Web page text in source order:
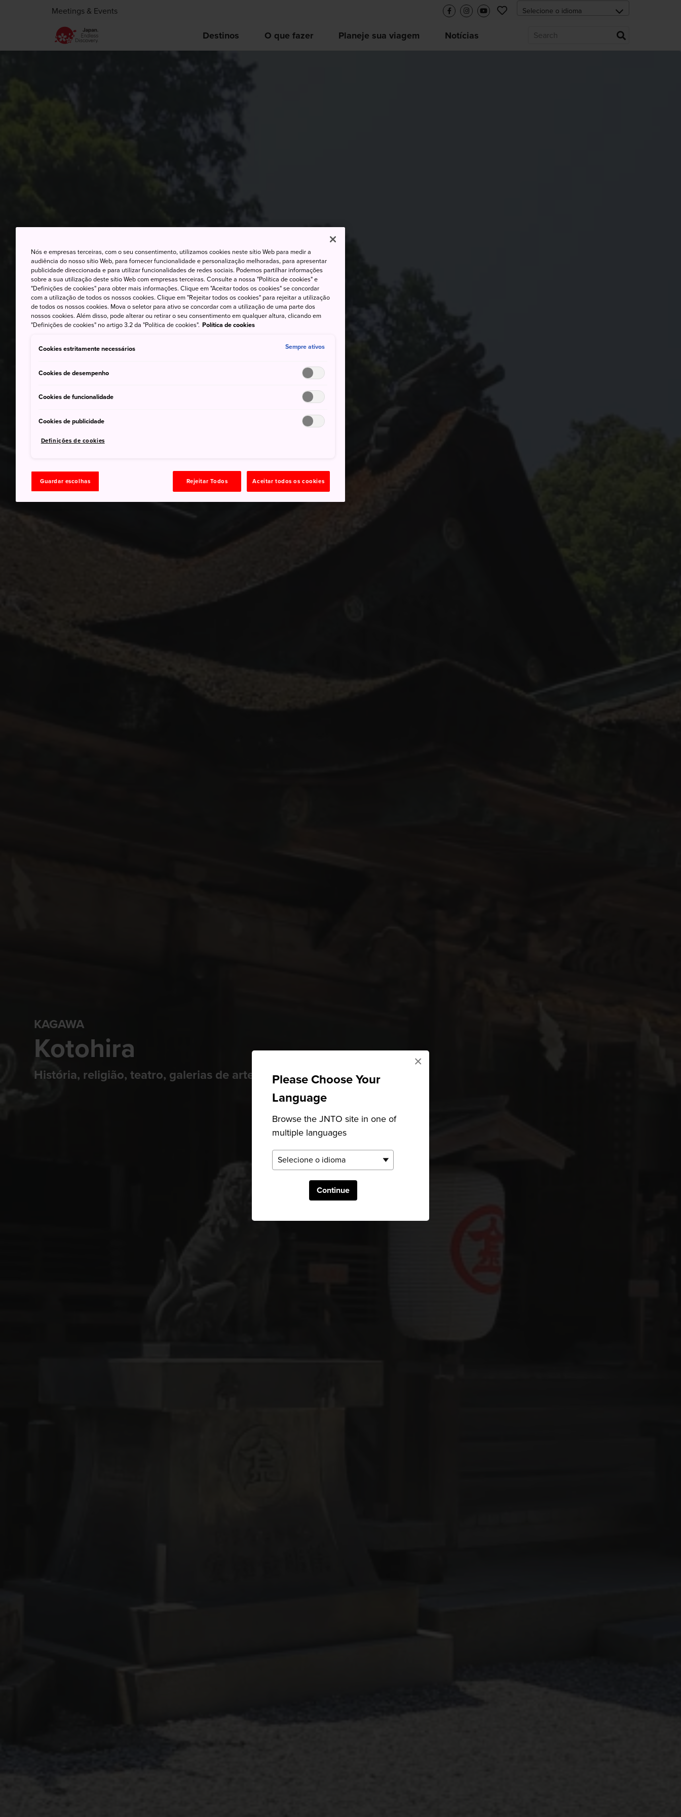
Please Choose Your
Language
Browse the JNTO site in one of
multiple languages
Continue
×
Meetings & Events
Destinos O que fazer Planeje sua viagem Notícias
KAGAWA
Kotohira
História, religião, teatro, galerias de arte e comida
Nós e empresas terceiras, com o seu consentimento, utilizamos cookies neste sítio Web para medir a
audiência do nosso sítio Web, para fornecer funcionalidade e personalização melhoradas, para apresentar
publicidade direccionada e para utilizar funcionalidades de redes sociais. Podemos partilhar informações
sobre a sua utilização deste sítio Web com empresas terceiras. Consulte a nossa "Política de cookies" e
"Definições de cookies" para obter mais informações. Clique em "Aceitar todos os cookies" se concordar
com a utilização de todos os nossos cookies. Clique em "Rejeitar todos os cookies" para rejeitar a utilização
de todos os nossos cookies. Mova o seletor para ativo se concordar com a utilização de uma parte dos
nossos cookies. Além disso, pode alterar ou retirar o seu consentimento em qualquer altura, clicando em
"Definições de cookies" no artigo 3.2 da "Política de cookies". Política de cookies
Cookies estritamente necessários Sempre ativos
Cookies de desempenho
Cookies de funcionalidade
Cookies de publicidade
Definições de cookies
Guardar escolhas Rejeitar Todos Aceitar todos os cookies